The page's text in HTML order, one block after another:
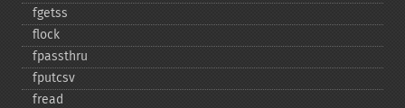
fgetss
flock
fpassthru
fputcsv
fread